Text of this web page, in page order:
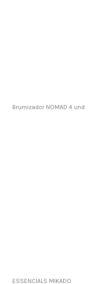
Brumizador NOMAD 4 und
ESSENCIALS MIKADO